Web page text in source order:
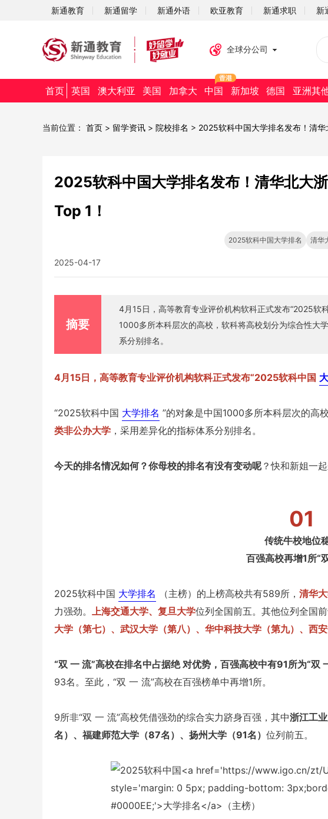
新通教育 新通留学 新通外语 欧亚教育 新通求职 新
全球分公司
首页 英国 澳大利亚 美国 加拿大 中国 新加坡 德国 亚洲其
当前位置： 首页 > 留学资讯 > 院校排名 > 2025软科中国大学排名发布！清
2025软科中国大学排名发布！清华北大
Top 1！
2025软科中国大学排名 清华
2025-04-17
摘要
4月15日，高等教育专业评价机构软科正式发布“2025软
1000多所本科层次的高校，软科将高校划分为综合性大
系分别排名。
4月15日，高等教育专业评价机构软科正式发布“2025软科中国
“2025软科中国 大学排名 ”的对象是中国1000多所本科层次的高
类非公办大学 ，采用差异化的指标体系分别排名。
今天的排名情况如何？你母校的排名有没有变动呢？快和新姐一起
01
传统牛校地位
百强高校再增1所“
2025软科中国 大学排名 （主榜）的上榜高校共有589所， 清华
力强劲。 上海交通大学、复旦大学位列全国前五。其他位列全国
大学（第七）、武汉大学（第八）、华中科技大学（第九）、西安
“双 一 流”高校在排名中占据绝 对优势，百强高校中有91所为“双
93名。至此，“双 一 流”高校在百强榜单中再增1所。
9所非“双 一 流”高校凭借强劲的综合实力跻身百强，其中浙江工
名）、福建师范大学（87名）、扬州大学（91名） 位列前五。